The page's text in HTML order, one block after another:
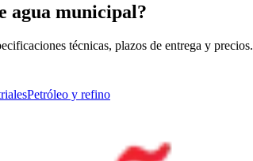
agua municipal?
técnicas, plazos de entrega y precios.
Petróleo y refino